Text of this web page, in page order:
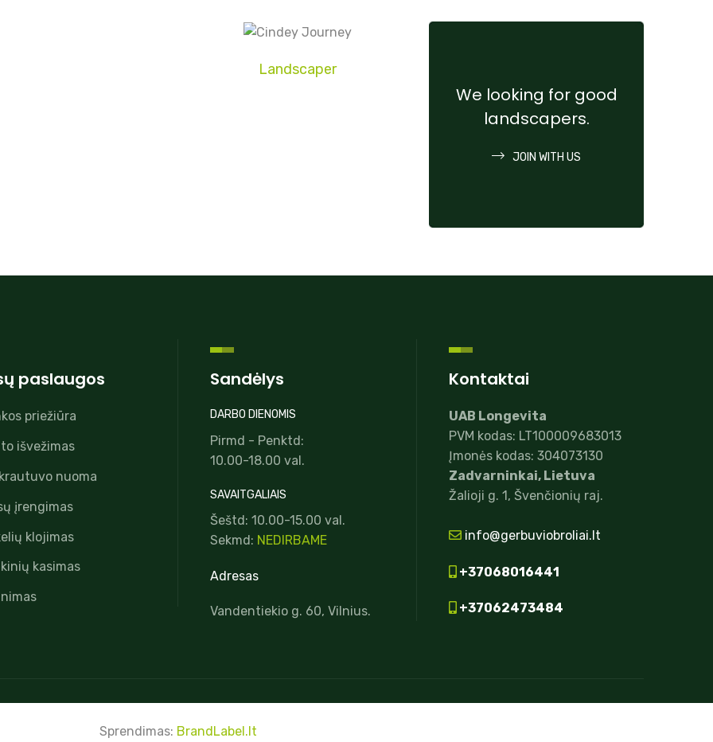
Landscaper
We looking for good
landscapers.
JOIN WITH US
paslaugos
priežiūra
išvežimas
nuoma
įrengimas
klojimas
kasimas
Sandėlys
DARBO DIENOMIS
Pirmd - Penktd:
10.00-18.00 val.
SAVAITGALIAIS
Šeštd: 10.00-15.00 val.
Sekmd: NEDIRBAME
Adresas
Vandentiekio g. 60, Vilnius.
Kontaktai
UAB Longevita
PVM kodas: LT100009683013
Įmonės kodas: 304073130
Zadvarninkai, Lietuva
Žalioji g. 1, Švenčionių raj.
info@gerbuviobroliai.lt
+37068016441
+37062473484
Sprendimas: BrandLabel.lt